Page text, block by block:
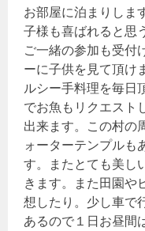
お部屋に泊まりしま
子様も喜ばれると思
ご一緒の参加も受付
ーに子供を見て頂け
ルシー手料理を毎日
でお魚もリクエスト
出来ます。この村の
ォーターテンプルも
す。またとても美し
きます。また田園や
想したり。少し車で
あるので１日お昼間